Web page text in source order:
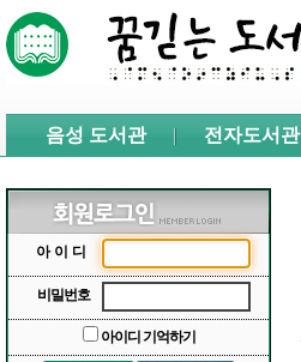
주메뉴 바로가기
서브메뉴 바로가기
음성 도서관 전자도서관
아이디
비밀번호
아이디 기억하기